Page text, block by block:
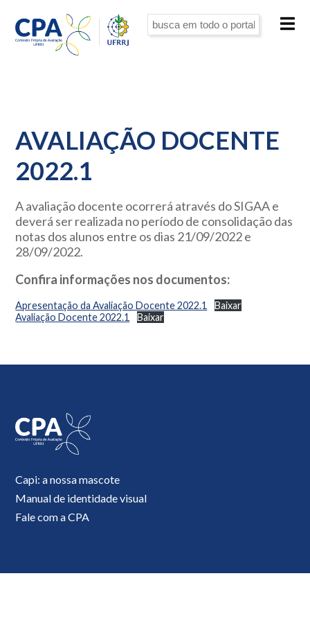
AVALIAÇÃO DOCENTE
2022.1
A avaliação docente ocorrerá através do SIGAA e
deverá ser realizada no período de consolidação das
notas dos alunos entre os dias 21/09/2022 e
28/09/2022.
Confira informações nos documentos:
Apresentação da Avaliação Docente 2022.1
Baixar
Avaliação Docente 2022.1
Baixar
Capi: a nossa mascote
Manual de identidade visual
Fale com a CPA